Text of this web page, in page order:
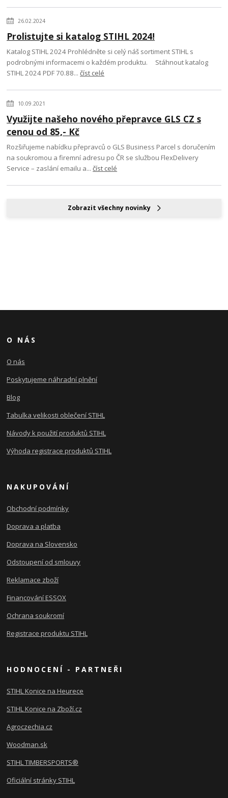
26.02.2024
Prolistujte si katalog STIHL 2024!
Katalog STIHL 2024 Prohlédněte si celý náš sortiment STIHL s
podrobnými informacemi o každém produktu. Stáhnout katalog
STIHL 2024 PDF 70.88...číst celé
10.09.2021
Využijte našeho nového přepravce GLS CZ s
cenou od 85,- Kč
Rozšiřujeme nabídku přepravců o GLS Business Parcel s doručením
na soukromou a firemní adresu po ČR se službou FlexDelivery
Service – zaslání emailu a...číst celé
Zobrazit všechny novinky
O NÁS
O nás
Poskytujeme náhradní plnění
Blog
Tabulka velikosti oblečení STIHL
Návody k použití produktů STIHL
Výhoda registrace produktů STIHL
NAKUPOVÁNÍ
Obchodní podmínky
Doprava a platba
Doprava na Slovensko
Odstoupení od smlouvy
Reklamace zboží
Financování ESSOX
Ochrana soukromí
Registrace produktu STIHL
HODNOCENÍ - PARTNEŘI
STIHL Konice na Heurece
STIHL Konice na Zboží.cz
Agroczechia.cz
Woodman.sk
STIHL TIMBERSPORTS®
Oficiální stránky STIHL